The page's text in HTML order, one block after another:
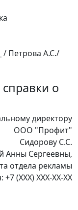
/ Петрова А.С./
о
директору
ООО "Профит"
Сидорову С.С.
Анны Сергеевны,
отдела рекламы
(XXX) XXX-XX-XX